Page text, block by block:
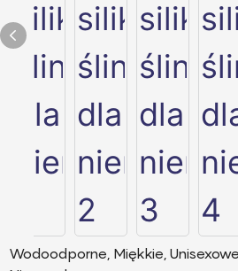
Wodoodporne, Miękkie,